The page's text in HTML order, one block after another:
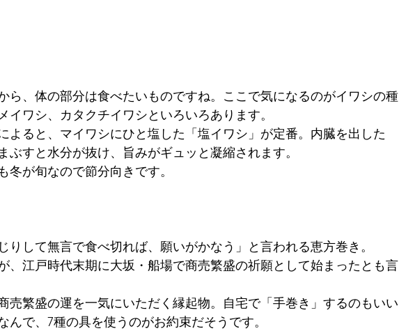
ら、体の部分は食べたいものですね。ここで気になるのがイワシの種
イワシ、カタクチイワシといろいろあります。
よると、マイワシにひと塩した「塩イワシ」が定番。内臓を出した
ぶすと水分が抜け、旨みがギュッと凝縮されます。
冬が旬なので節分向きです。
りして無言で食べ切れば、願いがかなう」と言われる恵方巻き。
、江戸時代末期に大坂・船場で商売繁盛の祈願として始まったとも言
売繁盛の運を一気にいただく縁起物。自宅で「手巻き」するのもいい
んで、7種の具を使うのがお約束だそうです。